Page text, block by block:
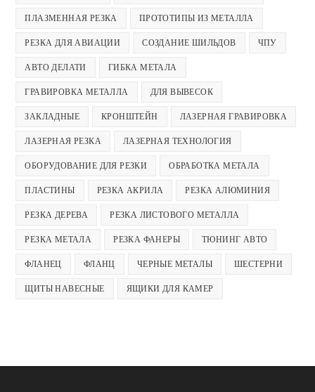
ПЛАЗМЕННАЯ РЕЗКА ПРОТОТИПЫ ИЗ МЕТАЛЛА
РЕЗКА ДЛЯ АВИАЦИИ СОЗДАНИЕ ШИЛЬДОВ ЧПУ
АВТО ДЕЛАТИ ГИБКА МЕТАЛА
ГРАВИРОВКА МЕТАЛЛА ДЛЯ ВЫВЕСОК
ЗАКЛАДНЫЕ КРОНШТЕЙН ЛАЗЕРНАЯ ГРАВИРОВКА
ЛАЗЕРНАЯ РЕЗКА ЛАЗЕРНАЯ ТЕХНОЛОГИЯ
ОБОРУДОВАНИЕ ДЛЯ РЕЗКИ ОБРАБОТКА МЕТАЛА
ПЛАСТИНЫ РЕЗКА АКРИЛА РЕЗКА АЛЮМИНИЯ
РЕЗКА ДЕРЕВА РЕЗКА ЛИСТОВОГО МЕТАЛЛА
РЕЗКА МЕТАЛА РЕЗКА ФАНЕРЫ ТЮНИНГ АВТО
ФЛАНЕЦ ФЛАНЦ ЧЕРНЫЕ МЕТАЛЫ ШЕСТЕРНИ
ЩИТЫ НАВЕСНЫЕ ЯЩИКИ ДЛЯ КАМЕР